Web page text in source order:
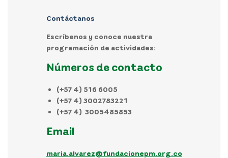
Contáctanos
Escríbenos y conoce nuestra
programación de actividades:
Números de contacto
(+57 4) 516 6005
(+57 4) 3002783221
(+57 4) 3005485853
Email
maria.alvarez@fundacionepm.org.co